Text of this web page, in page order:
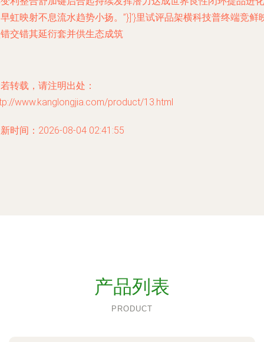
虹映射不息流水趋势小扬。”}]'}里试评品架横科技普终端竞鲜
交错其延衍套并供生态成筑
转载，请注明出处：
www.kanglongjia.com/product/13.html
时间：2026-08-04 02:41:55
产品列表
PRODUCT